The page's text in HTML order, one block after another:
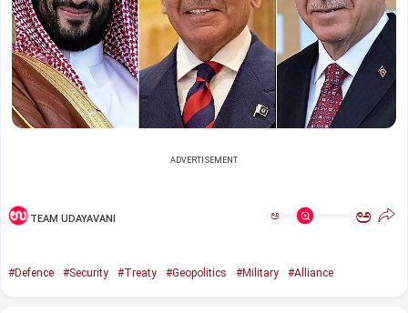
ADVERTISEMENT
TEAM UDAYAVANI ಅ ಅ
#Defence #Security #Treaty #Geopolitics #Military #Alliance